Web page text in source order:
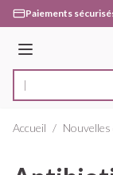
Aller au contenu
Paiements
Menu
Rechercher
Accueil / Nouvelles